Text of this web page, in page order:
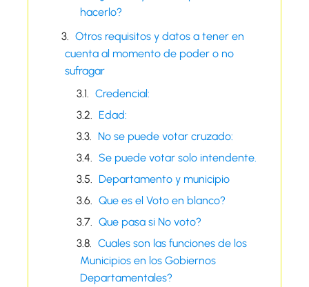
hacerlo?
Otros requisitos y datos a tener en
cuenta al momento de poder o no
sufragar
Credencial:
Edad:
No se puede votar cruzado:
Se puede votar solo intendente.
Departamento y municipio
Que es el Voto en blanco?
Que pasa si No voto?
Cuales son las funciones de los
Municipios en los Gobiernos
Departamentales?